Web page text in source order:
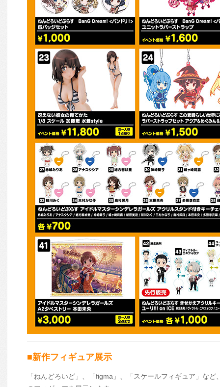
■新作フィギュア展示
「ねんどろいど」、「figma」、「スケールフィギュア」な